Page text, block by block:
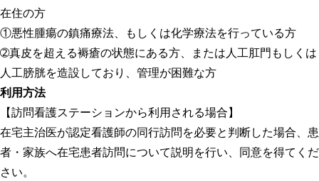
在住の方
①悪性腫瘍の鎮痛療法、もしくは化学療法を行っている方
➁真皮を超える褥瘡の状態にある方、または人工肛門もしくは
人工膀胱を造設しており、管理が困難な方
利用方法
【訪問看護ステーションから利用される場合】
在宅主治医が認定看護師の同行訪問を必要と判断した場合、患
者・家族へ在宅患者訪問について説明を行い、同意を得てくだ
さい。